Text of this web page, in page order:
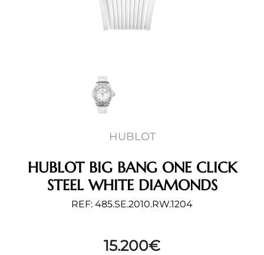
HUBLOT
HUBLOT BIG BANG ONE CLICK
STEEL WHITE DIAMONDS
REF: 485.SE.2010.RW.1204
15.200€